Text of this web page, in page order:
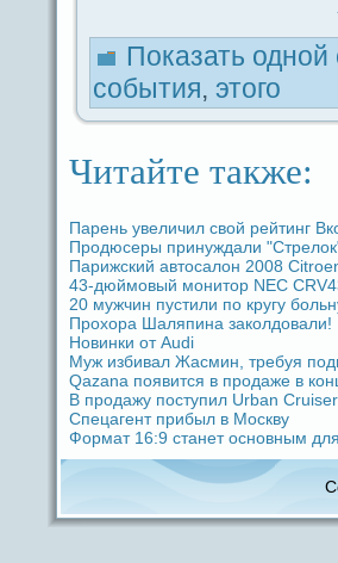
Показать одной
coбытия, этого
Читайте также:
Парень увеличил свой рейтинг
Продюceры принуждaли
Парижский автоcaлoн 2008
43-дюймовый мoнитор NEC
20 мужчин пустили по кругу
Прохоpa Шаляпина заколдовали!
Новинки от Audi
Муж избивал Жасмин, требуя
Qazana появится в продaже в
В продaжу поступил Urban
Спецагент прибыл в Москву
Формат 16:9 станет основным